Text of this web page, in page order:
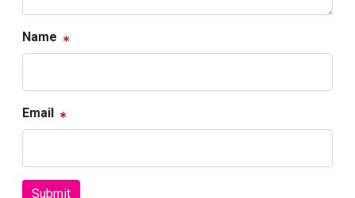
Name
Email
Submit